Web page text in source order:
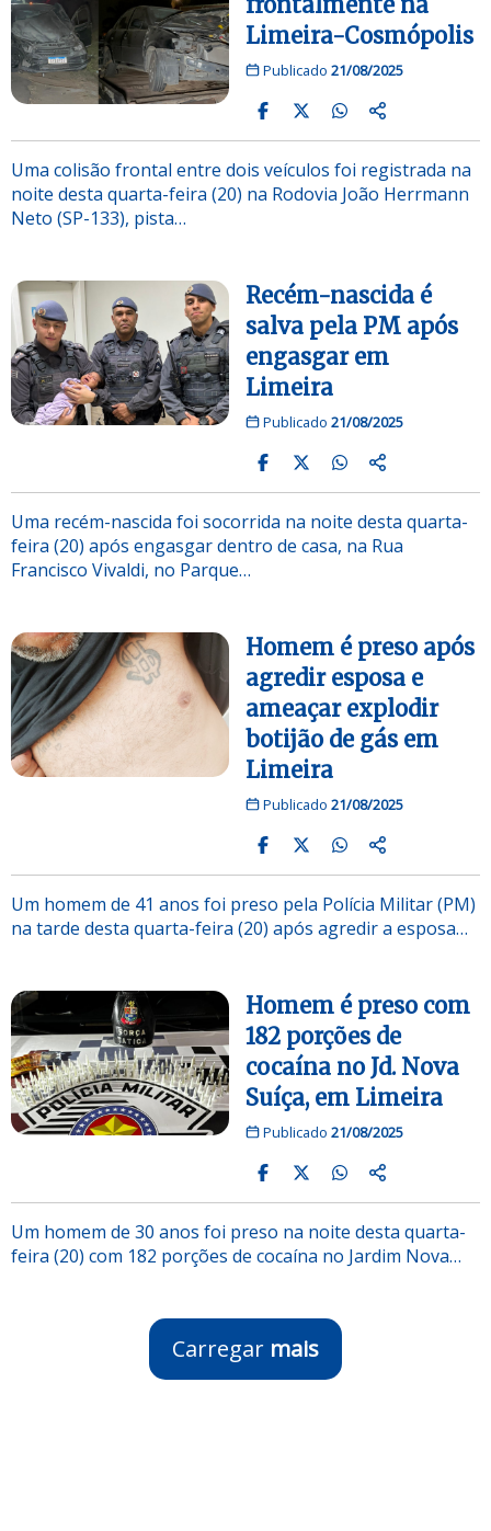
Limeira-Cosmópolis
Publicado 21/08/2025
Uma colisão frontal entre dois veículos foi registrada na
noite desta quarta-feira (20) na Rodovia João Herrmann
Neto (SP-133), pista…
Recém-nascida é
salva pela PM após
engasgar em
Limeira
Publicado 21/08/2025
Uma recém-nascida foi socorrida na noite desta quarta-
feira (20) após engasgar dentro de casa, na Rua
Francisco Vivaldi, no Parque…
Homem é preso após
agredir esposa e
ameaçar explodir
botijão de gás em
Limeira
Publicado 21/08/2025
Um homem de 41 anos foi preso pela Polícia Militar (PM)
na tarde desta quarta-feira (20) após agredir a esposa…
Homem é preso com
182 porções de
cocaína no Jd. Nova
Suíça, em Limeira
Publicado 21/08/2025
Um homem de 30 anos foi preso na noite desta quarta-
feira (20) com 182 porções de cocaína no Jardim Nova…
Carregar mais